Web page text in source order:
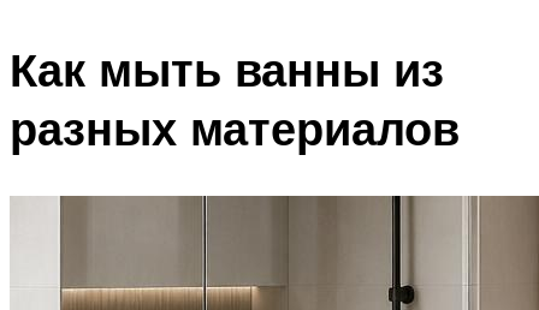
Как мыть ванны из
разных материалов